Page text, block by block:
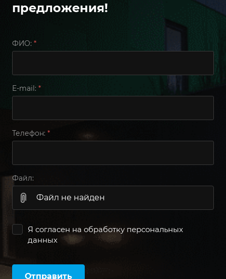
предложения!
ФИО: *
E-mail: *
Телефон: *
Файл:
Файл не найден
Я согласен на обработку персональных
данных
Отправить